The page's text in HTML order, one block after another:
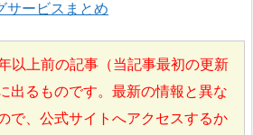
サービスまとめ
以上前の記事（当記事最初の更新
出るものです。最新の情報と異な
で、公式サイトへアクセスするか